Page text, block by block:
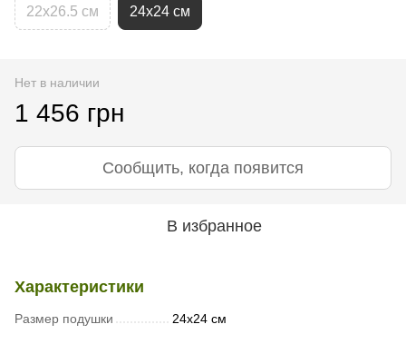
22х26.5 см 24х24 см
Нет в наличии
1 456 грн
Сообщить, когда появится
В избранное
Характеристики
Размер подушки 24х24 см